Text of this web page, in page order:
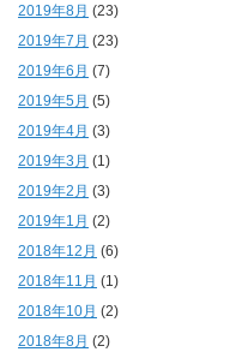
2019年8月 (23)
2019年7月 (23)
2019年6月 (7)
2019年5月 (5)
2019年4月 (3)
2019年3月 (1)
2019年2月 (3)
2019年1月 (2)
2018年12月 (6)
2018年11月 (1)
2018年10月 (2)
2018年8月 (2)